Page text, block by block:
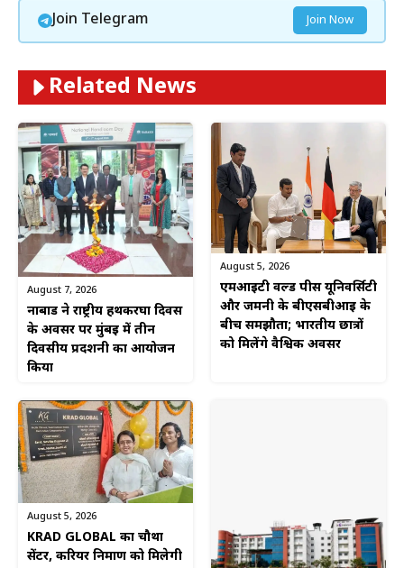
Join Telegram Join Now
Related News
August 7, 2026
नाबार्ड ने राष्ट्रीय हथकरघा दिवस
के अवसर पर मुंबई में तीन
दिवसीय प्रदर्शनी का आयोजन
किया
August 5, 2026
एमआईटी वर्ल्ड पीस यूनिवर्सिटी
और जर्मनी के बीएसबीआई के
बीच समझौता; भारतीय छात्रों
को मिलेंगे वैश्विक अवसर
August 5, 2026
KRAD GLOBAL का चौथा
सेंटर, करियर निर्माण को मिलेगी